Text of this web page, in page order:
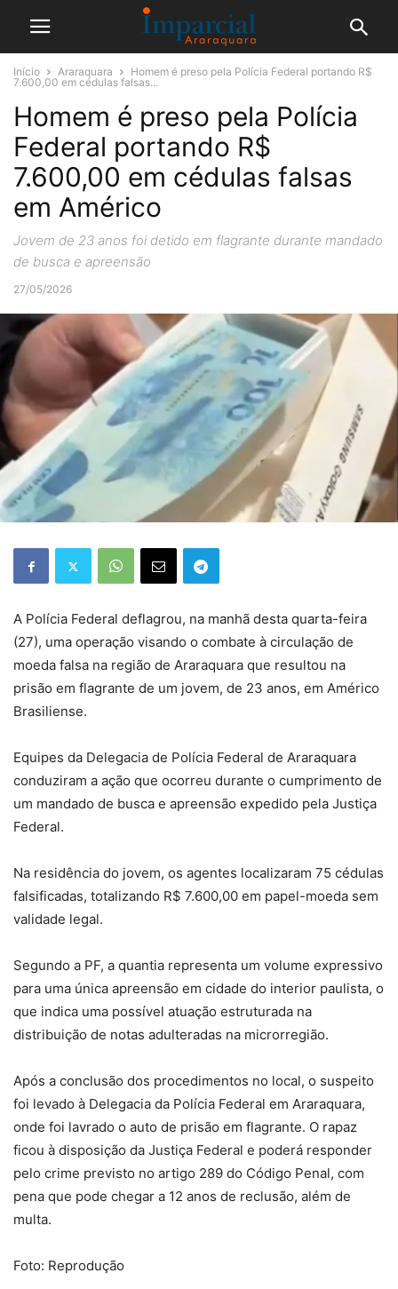
Início Araraquara
Homem é preso pela Polícia Federal portando R$
7.600,00 em cédulas falsas...
Homem é preso pela Polícia
Federal portando R$
7.600,00 em cédulas falsas
em Américo
Jovem de 23 anos foi detido em flagrante durante mandado
de busca e apreensão
27/05/2026
A Polícia Federal deflagrou, na manhã desta quarta-feira
(27), uma operação visando o combate à circulação de
moeda falsa na região de Araraquara que resultou na
prisão em flagrante de um jovem, de 23 anos, em Américo
Brasiliense.
Equipes da Delegacia de Polícia Federal de Araraquara
conduziram a ação que ocorreu durante o cumprimento de
um mandado de busca e apreensão expedido pela Justiça
Federal.
Na residência do jovem, os agentes localizaram 75 cédulas
falsificadas, totalizando R$ 7.600,00 em papel-moeda sem
validade legal.
Segundo a PF, a quantia representa um volume expressivo
para uma única apreensão em cidade do interior paulista, o
que indica uma possível atuação estruturada na
distribuição de notas adulteradas na microrregião.
Após a conclusão dos procedimentos no local, o suspeito
foi levado à Delegacia da Polícia Federal em Araraquara,
onde foi lavrado o auto de prisão em flagrante. O rapaz
ficou à disposição da Justiça Federal e poderá responder
pelo crime previsto no artigo 289 do Código Penal, com
pena que pode chegar a 12 anos de reclusão, além de
multa.
Foto: Reprodução